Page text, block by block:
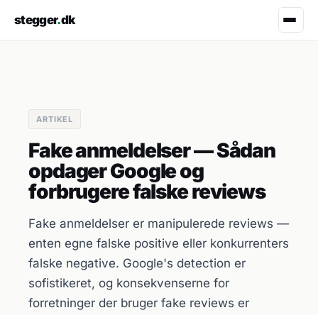
stegger.dk
ARTIKEL
Fake anmeldelser — Sådan
opdager Google og
forbrugere falske reviews
Fake anmeldelser er manipulerede reviews —
enten egne falske positive eller konkurrenters
falske negative. Google's detection er
sofistikeret, og konsekvenserne for
forretninger der bruger fake reviews er